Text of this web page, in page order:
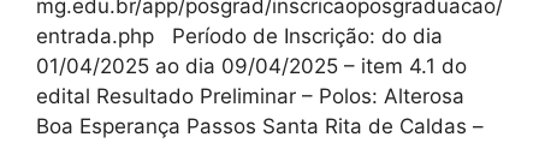
mg.edu.br/app/posgrad/inscricaoposgraduacao/
entrada.php Período de Inscrição: do dia
01/04/2025 ao dia 09/04/2025 – item 4.1 do
edital Resultado Preliminar – Polos: Alterosa
Boa Esperança Passos Santa Rita de Caldas –